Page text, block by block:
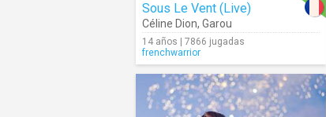
Sous Le Vent (Live)
Céline Dion, Garou
14 años | 7866 jugadas
frenchwarrior